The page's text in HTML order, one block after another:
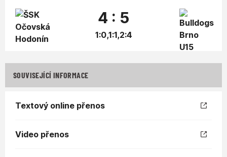
4 : 5
1:0,1:1,2:4
SOUVISEJÍCÍ INFORMACE
Textový online přenos
Video přenos